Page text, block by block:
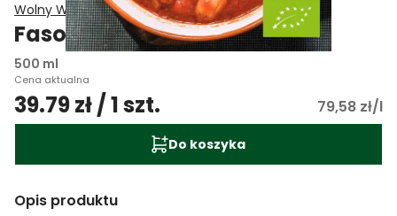
Wolny Wypas
Fasolka po bretońsku EKO
500 ml
Cena aktualna
39.79 zł / 1 szt. 79,58 zł/l
Do koszyka
Opis produktu